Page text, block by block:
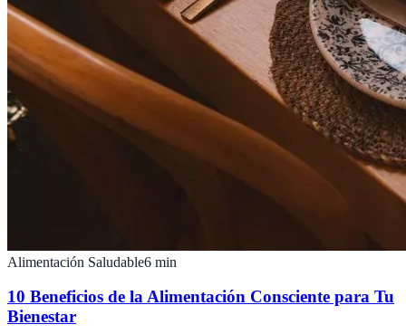
Alimentación Saludable6 min
10 Beneficios de la Alimentación Consciente para Tu
Bienestar